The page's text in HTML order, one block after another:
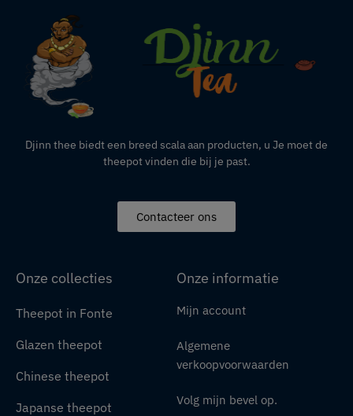
Djinn thee biedt een breed scala aan producten, u Je moet de
theepot vinden die bij je past.
Contacteer ons
Onze collecties
Theepot in Fonte
Glazen theepot
Chinese theepot
Japanse theepot
Onze informatie
Mijn account
Algemene
verkoopvoorwaarden
Volg mijn bevel op.